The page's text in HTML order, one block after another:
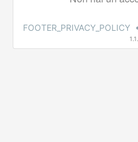
FOOTER_PRIVACY_POLICY